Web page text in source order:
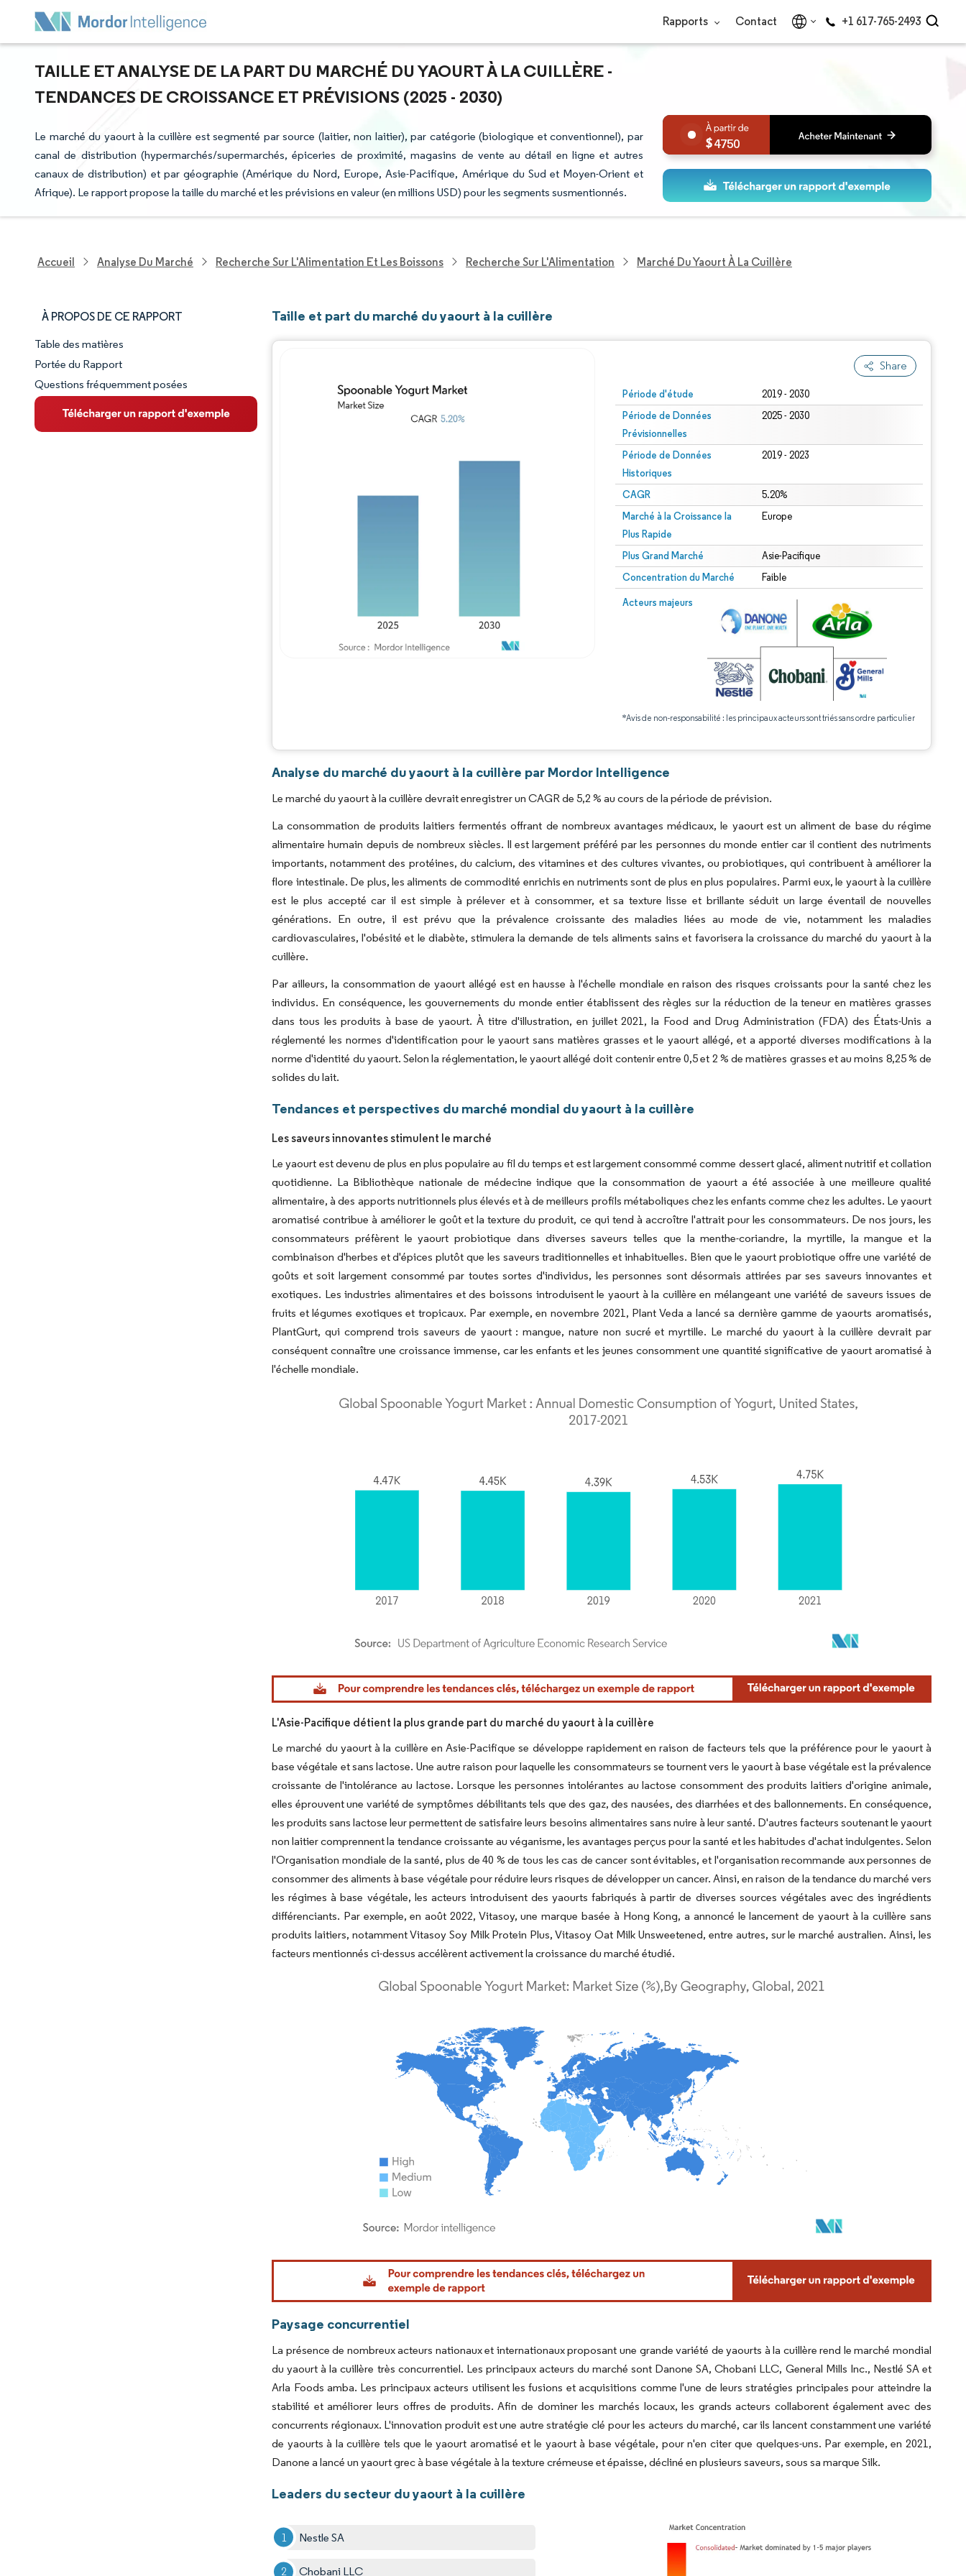
Rapports Contact +1 617-765-2493
TAILLE ET ANALYSE DE LA PART DU MARCHÉ DU YAOURT À LA CUILLÈRE -
TENDANCES DE CROISSANCE ET PRÉVISIONS (2025 - 2030)
Le marché du yaourt à la cuillère est segmenté par source (laitier, non laitier), par catégorie (biologique et conventionnel), par
canal de distribution (hypermarchés/supermarchés, épiceries de proximité, magasins de vente au détail en ligne et autres
canaux de distribution) et par géographie (Amérique du Nord, Europe, Asie-Pacifique, Amérique du Sud et Moyen-Orient et
Afrique). Le rapport propose la taille du marché et les prévisions en valeur (en millions USD) pour les segments susmentionnés.
4750
Accueil Analyse Du Marché Recherche Sur L'Alimentation Et Les Boissons Recherche Sur L'Alimentation Marché Du Yaourt À La Cuillère
À PROPOS DE CE RAPPORT
Aperçu du marché
VUE D’ENSEMBLE DU MARCHÉ
Principales tendances du marché
Table des matières
Portée du Rapport
Questions fréquemment posées
Taille et part du marché du yaourt à la cuillère
Share
Période d'étude 2019 - 2030
Période de Données
Prévisionnelles
2025 - 2030
Période de Données
Historiques
2019 - 2023
CAGR 5.20%
Marché à la Croissance la
Plus Rapide
Europe
Plus Grand Marché Asie-Pacifique
Concentration du Marché Faible
Acteurs majeurs
*Avis de non-responsabilité : les principaux acteurs sont triés sans ordre particulier
Analyse du marché du yaourt à la cuillère par Mordor Intelligence
Le marché du yaourt à la cuillère devrait enregistrer un CAGR de 5,2 % au cours de la période de prévision.
La consommation de produits laitiers fermentés offrant de nombreux avantages médicaux, le yaourt est un aliment de base du régime
alimentaire humain depuis de nombreux siècles. Il est largement préféré par les personnes du monde entier car il contient des nutriments
importants, notamment des protéines, du calcium, des vitamines et des cultures vivantes, ou probiotiques, qui contribuent à améliorer la
flore intestinale. De plus, les aliments de commodité enrichis en nutriments sont de plus en plus populaires. Parmi eux, le yaourt à la cuillère
est le plus accepté car il est simple à prélever et à consommer, et sa texture lisse et brillante séduit un large éventail de nouvelles
générations. En outre, il est prévu que la prévalence croissante des maladies liées au mode de vie, notamment les maladies
cardiovasculaires, l'obésité et le diabète, stimulera la demande de tels aliments sains et favorisera la croissance du marché du yaourt à la
cuillère.
Par ailleurs, la consommation de yaourt allégé est en hausse à l'échelle mondiale en raison des risques croissants pour la santé chez les
individus. En conséquence, les gouvernements du monde entier établissent des règles sur la réduction de la teneur en matières grasses
dans tous les produits à base de yaourt. À titre d'illustration, en juillet 2021, la Food and Drug Administration (FDA) des États-Unis a
réglementé les normes d'identification pour le yaourt sans matières grasses et le yaourt allégé, et a apporté diverses modifications à la
norme d'identité du yaourt. Selon la réglementation, le yaourt allégé doit contenir entre 0,5 et 2 % de matières grasses et au moins 8,25 % de
solides du lait.
Tendances et perspectives du marché mondial du yaourt à la cuillère
Les saveurs innovantes stimulent le marché
Le yaourt est devenu de plus en plus populaire au fil du temps et est largement consommé comme dessert glacé, aliment nutritif et collation
quotidienne. La Bibliothèque nationale de médecine indique que la consommation de yaourt a été associée à une meilleure qualité
alimentaire, à des apports nutritionnels plus élevés et à de meilleurs profils métaboliques chez les enfants comme chez les adultes. Le yaourt
aromatisé contribue à améliorer le goût et la texture du produit, ce qui tend à accroître l'attrait pour les consommateurs. De nos jours, les
consommateurs préfèrent le yaourt probiotique dans diverses saveurs telles que la menthe-coriandre, la myrtille, la mangue et la
combinaison d'herbes et d'épices plutôt que les saveurs traditionnelles et inhabituelles. Bien que le yaourt probiotique offre une variété de
goûts et soit largement consommé par toutes sortes d'individus, les personnes sont désormais attirées par ses saveurs innovantes et
exotiques. Les industries alimentaires et des boissons introduisent le yaourt à la cuillère en mélangeant une variété de saveurs issues de
fruits et légumes exotiques et tropicaux. Par exemple, en novembre 2021, Plant Veda a lancé sa dernière gamme de yaourts aromatisés,
PlantGurt, qui comprend trois saveurs de yaourt : mangue, nature non sucré et myrtille. Le marché du yaourt à la cuillère devrait par
conséquent connaître une croissance immense, car les enfants et les jeunes consomment une quantité significative de yaourt aromatisé à
l'échelle mondiale.
Image © Mordor Intelligence. La réutilisation nécessite une attribution sous CC BY 4.0.
L'Asie-Pacifique détient la plus grande part du marché du yaourt à la cuillère
Le marché du yaourt à la cuillère en Asie-Pacifique se développe rapidement en raison de facteurs tels que la préférence pour le yaourt à
base végétale et sans lactose. Une autre raison pour laquelle les consommateurs se tournent vers le yaourt à base végétale est la prévalence
croissante de l'intolérance au lactose. Lorsque les personnes intolérantes au lactose consomment des produits laitiers d'origine animale,
elles éprouvent une variété de symptômes débilitants tels que des gaz, des nausées, des diarrhées et des ballonnements. En conséquence,
les produits sans lactose leur permettent de satisfaire leurs besoins alimentaires sans nuire à leur santé. D'autres facteurs soutenant le yaourt
non laitier comprennent la tendance croissante au véganisme, les avantages perçus pour la santé et les habitudes d'achat indulgentes. Selon
l'Organisation mondiale de la santé, plus de 40 % de tous les cas de cancer sont évitables, et l'organisation recommande aux personnes de
consommer des aliments à base végétale pour réduire leurs risques de développer un cancer. Ainsi, en raison de la tendance du marché vers
les régimes à base végétale, les acteurs introduisent des yaourts fabriqués à partir de diverses sources végétales avec des ingrédients
différenciants. Par exemple, en août 2022, Vitasoy, une marque basée à Hong Kong, a annoncé le lancement de yaourt à la cuillère sans
produits laitiers, notamment Vitasoy Soy Milk Protein Plus, Vitasoy Oat Milk Unsweetened, entre autres, sur le marché australien. Ainsi, les
facteurs mentionnés ci-dessus accélèrent activement la croissance du marché étudié.
Image © Mordor Intelligence. La réutilisation nécessite une attribution sous CC BY 4.0.
Paysage concurrentiel
La présence de nombreux acteurs nationaux et internationaux proposant une grande variété de yaourts à la cuillère rend le marché mondial
du yaourt à la cuillère très concurrentiel. Les principaux acteurs du marché sont Danone SA, Chobani LLC, General Mills Inc., Nestlé SA et
Arla Foods amba. Les principaux acteurs utilisent les fusions et acquisitions comme l'une de leurs stratégies principales pour atteindre la
stabilité et améliorer leurs offres de produits. Afin de dominer les marchés locaux, les grands acteurs collaborent également avec des
concurrents régionaux. L'innovation produit est une autre stratégie clé pour les acteurs du marché, car ils lancent constamment une variété
de yaourts à la cuillère tels que le yaourt aromatisé et le yaourt à base végétale, pour n'en citer que quelques-uns. Par exemple, en 2021,
Danone a lancé un yaourt grec à base végétale à la texture crémeuse et épaisse, décliné en plusieurs saveurs, sous sa marque Silk.
Leaders du secteur du yaourt à la cuillère
Nestle SA
Chobani LLC